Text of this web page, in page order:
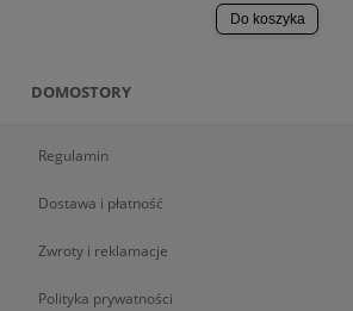
Do koszyka
DOMOSTORY
Regulamin
Dostawa i płatność
Zwroty i reklamacje
Polityka prywatności